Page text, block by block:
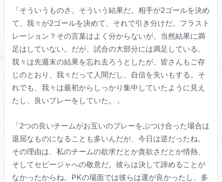
「そういうものさ。そういう結果だ。相手が2ゴールを決め
て、我々が2ゴールを決めて、それで引き分けだ。フラスト
レーション？その言葉はよく分からないが、当然結果に満
足はしていない。だが、試合の大部分には満足している。
我々は先週末の結果を忘れ去ろうとしたが、皆さんもご存
じのとおり、我々だって人間だし、自信を失いもする。そ
れでも、我々は最初からしっかり集中していたように見え
たし、良いプレーをしていた。」
「2つの良いチームがお互いのプレーをぶつけ合った場合は
退屈なものになることも多いんだが、今日は逆だったね。
その理由は、私のチームの欲求だとか貪欲さだとか情熱、
そしてセビージャへの敬意だ。彼らは決して諦めることが
なかったからね。PKの場面では彼らは運が良かったし、多